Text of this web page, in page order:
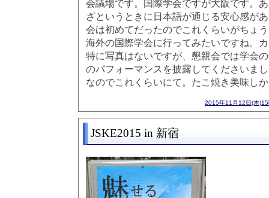
会議場です。国際学会ですが大阪です。
ざというときに日本語が通じる安心感が
会は初めてだったのでこれくらいがちょ
海外の国際学会に行ってみたいですね。
特に写真はないですが、懇親会では学会
のパフォーマンスを披露してくださいま
なのでこれくらいにて。たこ焼き美味し
2015年11月12日(木
JSKE2015 in 新宿